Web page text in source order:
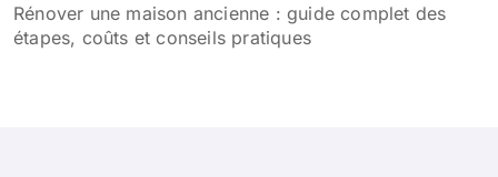
Rénover une maison ancienne : guide complet des
étapes, coûts et conseils pratiques